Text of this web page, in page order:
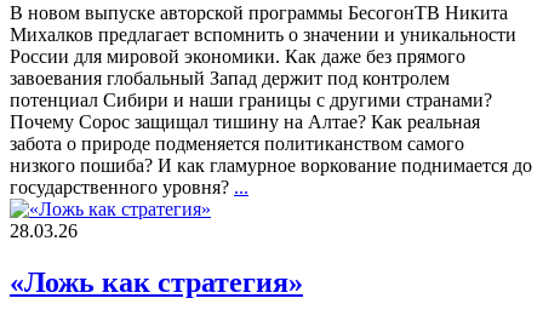
В новом выпуске авторской программы БесогонТВ Никита
Михалков предлагает вспомнить о значении и уникальности
России для мировой экономики. Как даже без прямого
завоевания глобальный Запад держит под контролем
потенциал Сибири и наши границы с другими странами?
Почему Сорос защищал тишину на Алтае? Как реальная
забота о природе подменяется политиканством самого
низкого пошиба? И как гламурное воркование поднимается до
государственного уровня? ...
28.03.26
«Ложь как стратегия»